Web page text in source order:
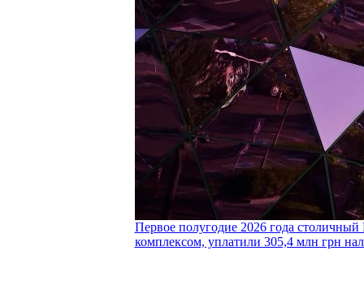
Первое полугодие 2026 года
комплексом, уплатили 305,4 млн грн